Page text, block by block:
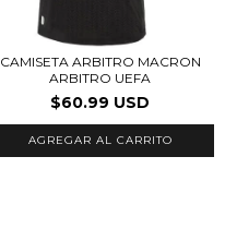
CAMISETA ARBITRO MACRON
ARBITRO UEFA
$60.99 USD
AGREGAR AL CARRITO